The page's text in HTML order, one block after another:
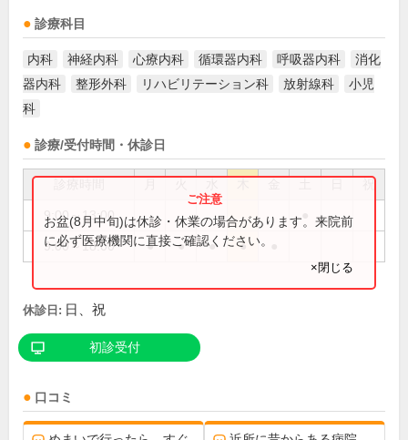
診療科目
内科 神経内科 心療内科 循環器内科 呼吸器内科
消化
器内科
整形外科 リハビリテーション科 放射線科
小児
科
診療/受付時間・休診日
祝
9:00～13:00
9:00～18:00 ● ● ● ●
お盆(8月中旬)は休診・休業の場合があります。来院前
に必ず医療機関に直接ご確認ください。
×閉じる
休診日: 日、祝
初診受付
口コミ